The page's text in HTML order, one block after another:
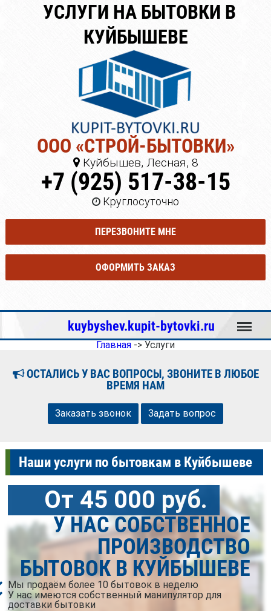
УСЛУГИ НА БЫТОВКИ В
КУЙБЫШЕВЕ
ООО «СТРОЙ-БЫТОВКИ»
Куйбышев, Лесная, 8
+7 (925) 517-38-15
Круглосуточно
ПЕРЕЗВОНИТЕ МНЕ
ОФОРМИТЬ ЗАКАЗ
kuybyshev.kupit-bytovki.ru Меню
Главная -> Услуги
ОСТАЛИСЬ У ВАС ВОПРОСЫ, ЗВОНИТЕ В ЛЮБОЕ
ВРЕМЯ НАМ
Заказать звонок Задать вопрос
Наши услуги по бытовкам в Куйбышеве
От 45 000 руб.
У НАС СОБСТВЕННОЕ
ПРОИЗВОДСТВО
БЫТОВОК В КУЙБЫШЕВЕ
Мы продаём более 10 бытовок в неделю
У нас имеются собственный манипулятор для
доставки бытовки